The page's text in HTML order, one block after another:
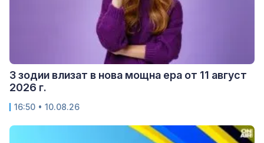
3 зодии влизат в нова мощна ера от 11 август
2026 г.
16:50 • 10.08.26